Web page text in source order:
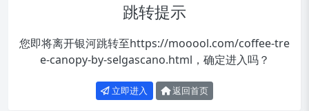
跳转提示
您即将离开银河跳转至https://mooool.com/coffee-tre
e-canopy-by-selgascano.html ，确定进入吗？
立即进入 返回首页